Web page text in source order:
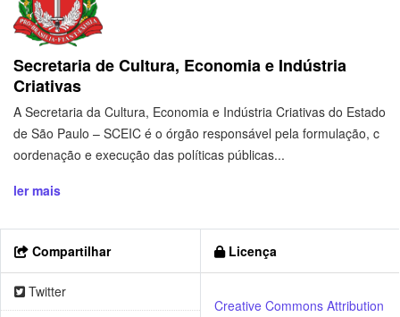
Secretaria de Cultura, Economia e Indústria
Criativas
A Secretaria da Cultura, Economia e Indústria Criativas do Estado
de São Paulo – SCEIC é o órgão responsável pela formulação, c
oordenação e execução das políticas públicas...
ler mais
Compartilhar
Twitter
Licença
Creative Commons Attribution